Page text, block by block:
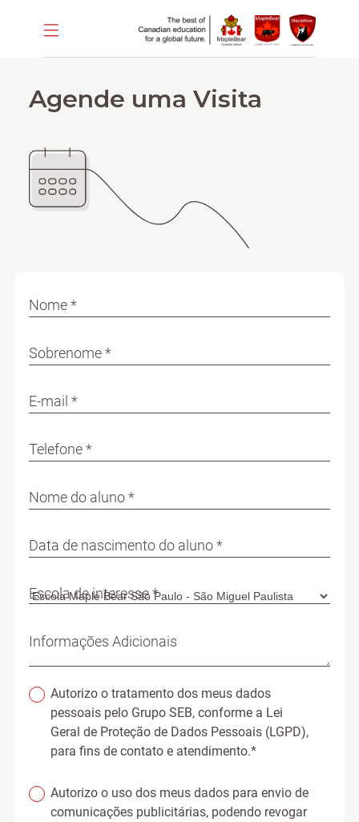
Agende uma Visita
Nome *
Sobrenome *
E-mail *
Telefone *
Nome do aluno *
Data de nascimento do aluno *
Escola de interesse *
Informações Adicionais
Autorizo o tratamento dos meus dados
pessoais pelo Grupo SEB, conforme a Lei
Geral de Proteção de Dados Pessoais (LGPD),
para fins de contato e atendimento.*
Autorizo o uso dos meus dados para envio de
comunicações publicitárias, podendo revogar